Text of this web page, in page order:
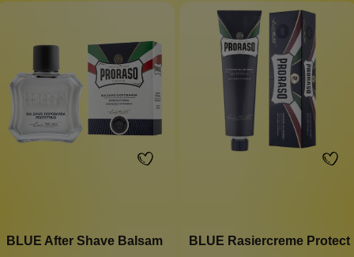
BLUE After Shave Balsam BLUE Rasiercreme Protect